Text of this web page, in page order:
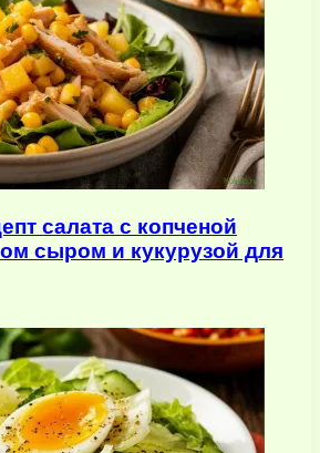
салата с копченой
сыром и кукурузой для